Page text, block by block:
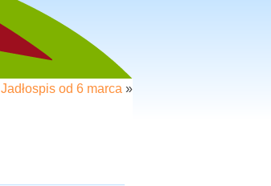
Jadłospis od 6 marca »